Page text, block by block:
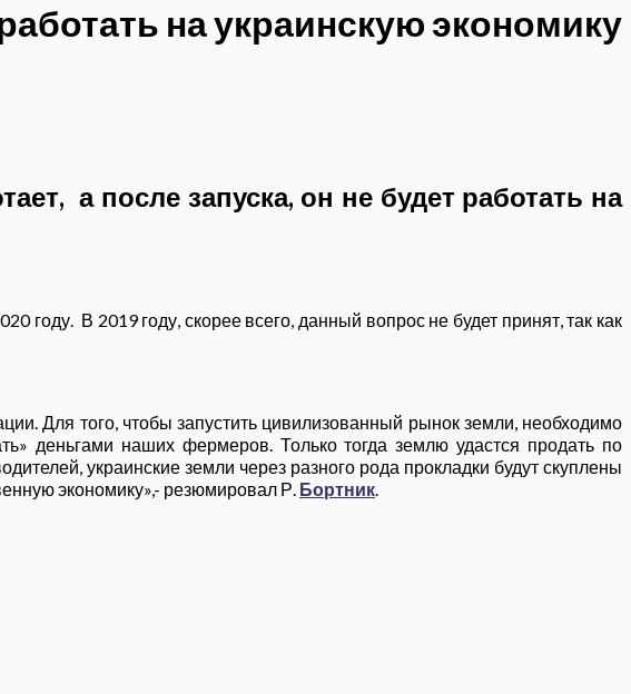
на украинскую экономику
а после запуска, он не будет работать на
году. В 2019 году, скорее всего, данный вопрос не будет принят, так как
Для того, чтобы запустить цивилизованный рынок земли, необходимо
деньгами наших фермеров. Только тогда землю удастся продать по
украинские земли через разного рода прокладки будут скуплены
экономику»,- резюмировал Р. Бортник.